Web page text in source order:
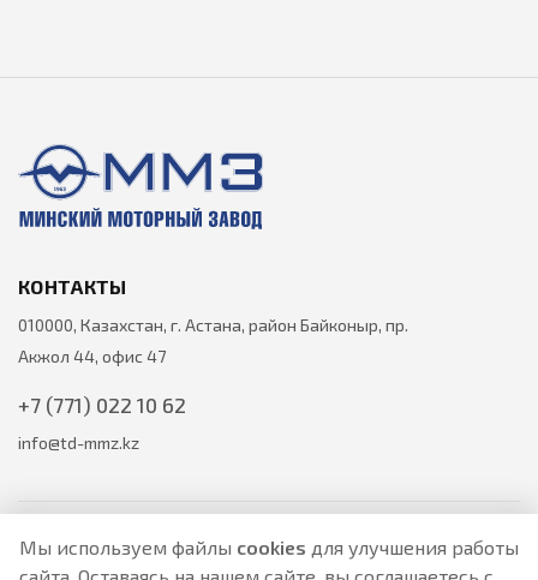
Мы используем файлы cookies для улучшения работы
КОНТАКТЫ
010000, Казахстан, г. Астана, район Байконыр, пр.
Акжол 44, офис 47
+7 (771) 022 10 62
info@td-mmz.kz